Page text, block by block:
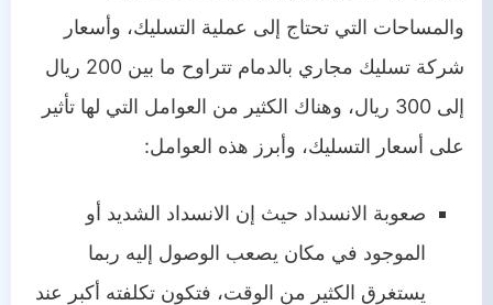
والمساحات التي تحتاج إلى عملية التسليك، وأسعار
شركة تسليك مجاري بالدمام تتراوح ما بين 200 ريال
إلى 300 ريال، وهناك الكثير من العوامل التي لها تأثير
على أسعار التسليك، وأبرز هذه العوامل:
صعوبة الانسداد حيث إن الانسداد الشديد أو
الموجود في مكان يصعب الوصول إليه ربما
يستغرق الكثير من الوقت، فتكون تكلفته أكبر عند